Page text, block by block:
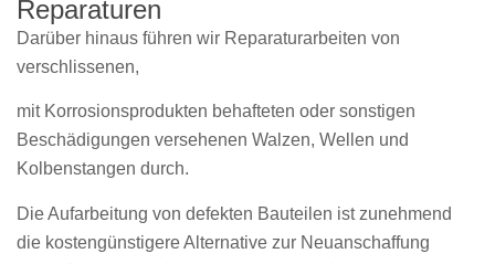
Reparaturen
Darüber hinaus führen wir Reparaturarbeiten von
verschlissenen,
mit Korrosionsprodukten behafteten oder sonstigen
Beschädigungen versehenen Walzen, Wellen und
Kolbenstangen durch.
Die Aufarbeitung von defekten Bauteilen ist zunehmend
die kostengünstigere Alternative zur Neuanschaffung